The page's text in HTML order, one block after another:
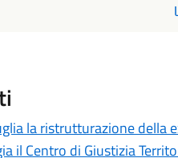
la ristrutturazione della
il Centro di Giustizia